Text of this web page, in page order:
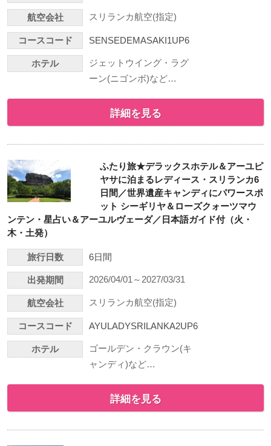
航空会社 スリランカ航空(指定)
コースコード SENSEDEMASAKI1UP6
ホテル
ジェットウイング・ラグ
ーン(ニゴンボ)など…
詳細を見る
ふたり旅★デラックスホテル＆アーユピ
ヤサに泊まるレディース・スリランカ6
日間／世界遺産キャンディにパワースポ
ット シーギリヤ＆ローズクォーツマウ
ンテン・星占い＆アーユルヴェーダ／日本語ガイド付（火・
木・土発）
旅行日数 6日間
出発期間 2026/04/01～2027/03/31
航空会社 スリランカ航空(指定)
コースコード AYULADYSRILANKA2UP6
ホテル
ゴールデン・クラウン(キ
ャンディ)など…
詳細を見る